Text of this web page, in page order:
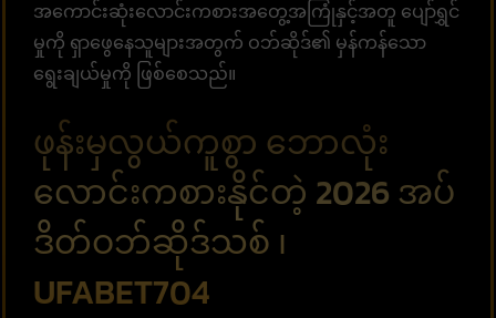
အကောင်းဆုံးလောင်းကစားအတွေ့အကြုံနှင့်အတူ ပျော်ရွှင်
မှုကို ရှာဖွေနေသူများအတွက် ဝဘ်ဆိုဒ်၏ မှန်ကန်သော
ရွေးချယ်မှုကို ဖြစ်စေသည်။
ဖုန်းမှလွယ်ကူစွာ ဘောလုံး
လောင်းကစားနိုင်တဲ့ 2026 အပ်
ဒိတ်ဝဘ်ဆိုဒ်သစ် ၊
UFABET704